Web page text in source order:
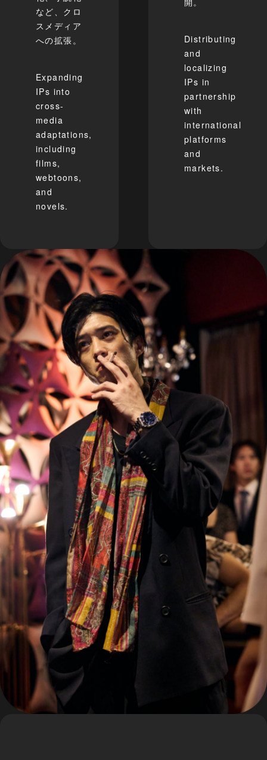
など、クロ
スメディア
への拡張。
Expanding
IPs into
cross-
media
adaptations,
including
films,
webtoons,
and
novels.
Distributing
and
localizing
IPs in
partnership
with
international
platforms
and
markets.